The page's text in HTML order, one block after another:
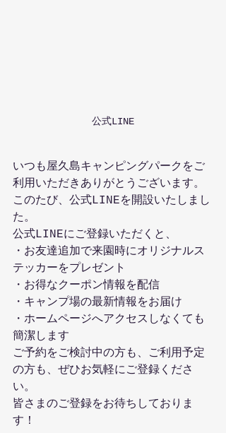
公式LINE
いつも屋久島キャンピングパークをご
利用いただきありがとうございます。
このたび、公式LINEを開設いたしまし
た。
公式LINEにご登録いただくと、
・お友達追加で来園時にオリジナルス
テッカーをプレゼント
・お得なクーポン情報を配信
・キャンプ場の最新情報をお届け
・ホームページへアクセスしなくても
簡潔します
ご予約をご検討中の方も、ご利用予定
の方も、ぜひお気軽にご登録くださ
い。
皆さまのご登録をお待ちしておりま
す！